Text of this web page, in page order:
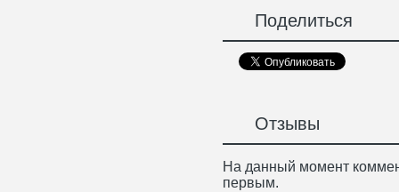
Поделиться
Отзывы
На данный момент
первым.